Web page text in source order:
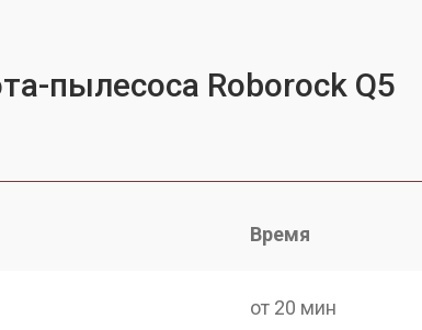
пылесоса Roborock Q5
Время
от 20 мин